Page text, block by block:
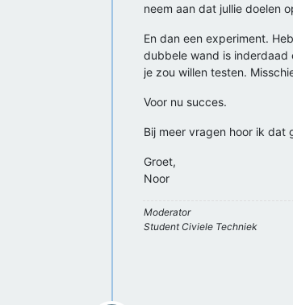
neem aan dat jullie doelen
En dan een experiment.
dubbele wand is inderdaad
je zou willen testen.
Voor nu succes.
Bij meer vragen hoor ik dat
Groet,
Noor
Moderator
Student Civiele Techniek